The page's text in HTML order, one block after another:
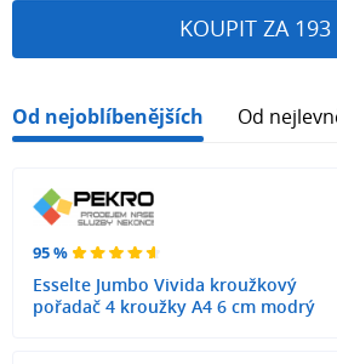
KOUPIT ZA 193
Od nejoblíbenějších Od
95 %
Esselte Jumbo Vivida kroužkový
pořadač 4 kroužky A4 6 cm modrý